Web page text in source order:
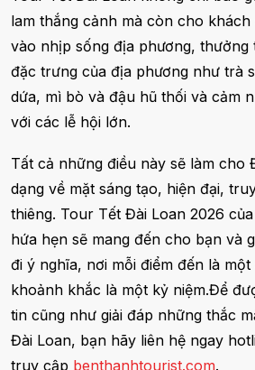
lam thắng cảnh mà còn cho
vào nhịp sống địa phương,
đặc trưng của địa phương như trà
dứa, mì bò và đậu hũ thối và cảm
với các lễ hội lớn.
Tất cả những điều này sẽ làm cho
dạng về mặt sáng tạo, hiện đại,
thiêng. Tour Tết Đài Loan 2026
hứa hẹn sẽ mang đến cho bạn và
đi ý nghĩa, nơi mỗi điểm đến là
khoảnh khắc là một kỷ niệm.Để
tin cũng như giải đáp những thắc
Đài Loan, bạn hãy liên hệ ngay
truy cập benthanhtourist.com.